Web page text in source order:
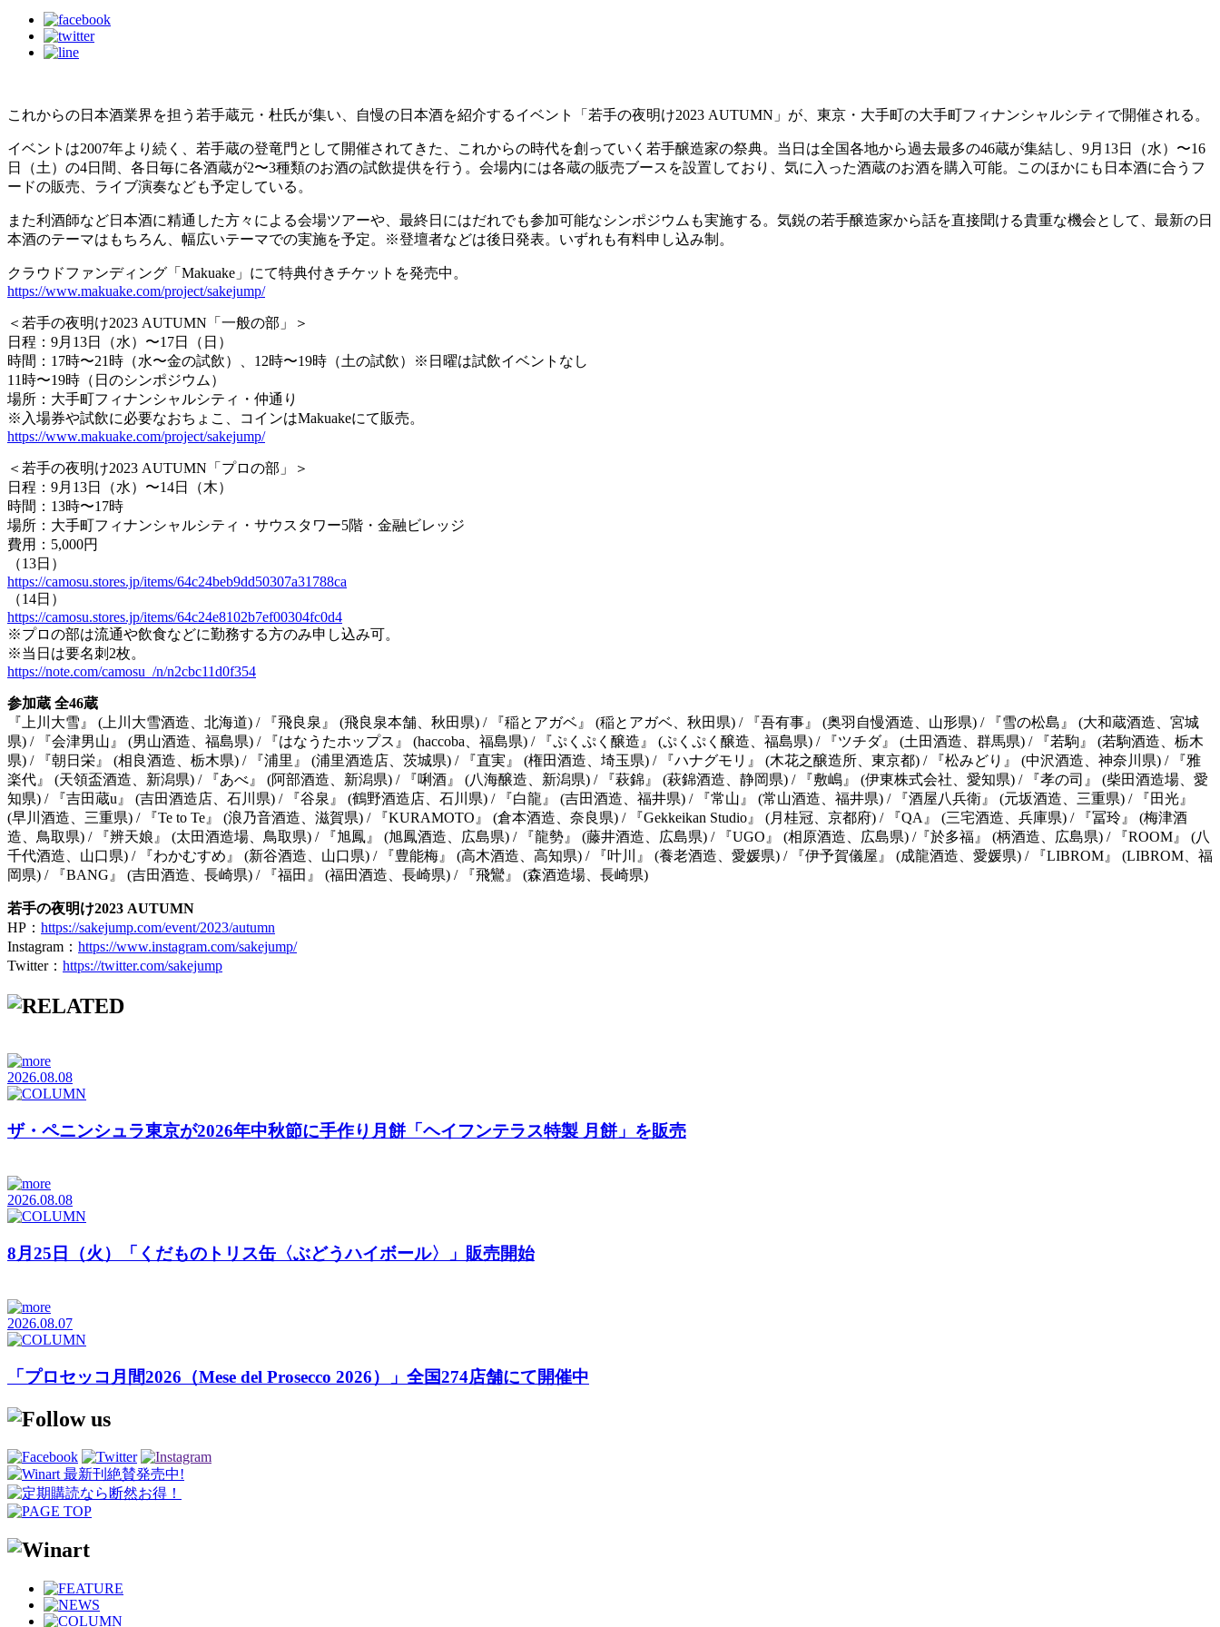
これからの日本酒業界を担う若手蔵元・杜氏が集い、自慢の日本酒を紹介するイベント「若手の夜明け2023 AUTUMN」が、東京・大手町の大手町フィナンシャルシティで開催される。
イベントは2007年より続く、若手蔵の登竜門として開催されてきた、これからの時代を創っていく若手醸造家の祭典。当日は全国各地から過去最多の46蔵が集結し、9月13日（水）〜16
日（土）の4日間、各日毎に各酒蔵が2〜3種類のお酒の試飲提供を行う。会場内には各蔵の販売ブースを設置しており、気に入った酒蔵のお酒を購入可能。このほかにも日本酒に合うフ
ードの販売、ライブ演奏なども予定している。
また利酒師など日本酒に精通した方々による会場ツアーや、最終日にはだれでも参加可能なシンポジウムも実施する。気鋭の若手醸造家から話を直接聞ける貴重な機会として、最新の日
本酒のテーマはもちろん、幅広いテーマでの実施を予定。※登壇者などは後日発表。いずれも有料申し込み制。
クラウドファンディング「Makuake」にて特典付きチケットを発売中。
https://www.makuake.com/project/sakejump/
＜若手の夜明け2023 AUTUMN「一般の部」＞
日程：9月13日（水）〜17日（日）
時間：17時〜21時（水〜金の試飲）、12時〜19時（土の試飲）※日曜は試飲イベントなし
11時〜19時（日のシンポジウム）
場所：大手町フィナンシャルシティ・仲通り
※入場券や試飲に必要なおちょこ、コインはMakuakeにて販売。
https://www.makuake.com/project/sakejump/
＜若手の夜明け2023 AUTUMN「プロの部」＞
日程：9月13日（水）〜14日（木）
時間：13時〜17時
場所：大手町フィナンシャルシティ・サウスタワー5階・金融ビレッジ
費用：5,000円
（13日）
https://camosu.stores.jp/items/64c24beb9dd50307a31788ca
（14日）
https://camosu.stores.jp/items/64c24e8102b7ef00304fc0d4
※プロの部は流通や飲食などに勤務する方のみ申し込み可。
※当日は要名刺2枚。
https://note.com/camosu_/n/n2cbc11d0f354
参加蔵 全46蔵
『上川大雪』 (上川大雪酒造、北海道) / 『飛良泉』 (飛良泉本舗、秋田県) / 『稲とアガベ』 (稲とアガベ、秋田県) / 『吾有事』 (奥羽自慢酒造、山形県) / 『雪の松島』 (大和蔵酒造、宮城
県) / 『会津男山』 (男山酒造、福島県) / 『はなうたホップス』 (haccoba、福島県) / 『ぷくぷく醸造』 (ぷくぷく醸造、福島県) / 『ツチダ』 (土田酒造、群馬県) / 『若駒』 (若駒酒造、栃木
県) / 『朝日栄』 (相良酒造、栃木県) / 『浦里』 (浦里酒造店、茨城県) / 『直実』 (権田酒造、埼玉県) / 『ハナグモリ』 (木花之醸造所、東京都) / 『松みどり』 (中沢酒造、神奈川県) / 『雅
楽代』 (天領盃酒造、新潟県) / 『あべ』 (阿部酒造、新潟県) / 『唎酒』 (八海醸造、新潟県) / 『萩錦』 (萩錦酒造、静岡県) / 『敷嶋』 (伊東株式会社、愛知県) / 『孝の司』 (柴田酒造場、愛
知県) / 『吉田蔵u』 (吉田酒造店、石川県) / 『谷泉』 (鶴野酒造店、石川県) / 『白龍』 (吉田酒造、福井県) / 『常山』 (常山酒造、福井県) / 『酒屋八兵衛』 (元坂酒造、三重県) / 『田光』
(早川酒造、三重県) / 『Te to Te』 (浪乃音酒造、滋賀県) / 『KURAMOTO』 (倉本酒造、奈良県) / 『Gekkeikan Studio』 (月桂冠、京都府) / 『QA』 (三宅酒造、兵庫県) / 『冨玲』 (梅津酒
造、鳥取県) / 『辨天娘』 (太田酒造場、鳥取県) / 『旭鳳』 (旭鳳酒造、広島県) / 『龍勢』 (藤井酒造、広島県) / 『UGO』 (相原酒造、広島県) /『於多福』 (柄酒造、広島県) / 『ROOM』 (八
千代酒造、山口県) / 『わかむすめ』 (新谷酒造、山口県) / 『豊能梅』 (高木酒造、高知県) / 『叶川』 (養老酒造、愛媛県) / 『伊予賀儀屋』 (成龍酒造、愛媛県) / 『LIBROM』 (LIBROM、福
岡県) / 『BANG』 (吉田酒造、長崎県) / 『福田』 (福田酒造、長崎県) / 『飛鸞』 (森酒造場、長崎県)
若手の夜明け2023 AUTUMN
HP： https://sakejump.com/event/2023/autumn
Instagram： https://www.instagram.com/sakejump/
Twitter： https://twitter.com/sakejump
2026.08.08
ザ・ペニンシュラ東京が2026年中秋節に手作り月餅「ヘイフンテラス特製 月餅」を販売
2026.08.08
8月25日（火）「くだものトリス缶〈ぶどうハイボール〉」販売開始
2026.08.07
「プロセッコ月間2026（Mese del Prosecco 2026）」全国274店舗にて開催中